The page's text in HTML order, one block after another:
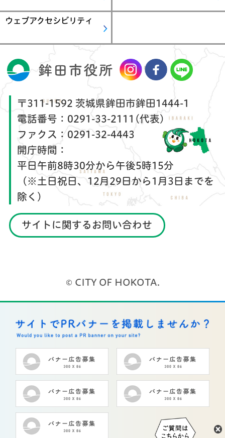
ウェブアクセシビリティ
〒311-1592 茨城県鉾田市鉾田1444-1
電話番号： 0291-33-2111(代表)
ファクス： 0291-32-4443
開庁時間：
平日午前8時30分から午後5時15分
（※土日祝日、12月29日から1月3日までを
除く）
サイトに関するお問い合わせ
© CITY OF HOKOTA.